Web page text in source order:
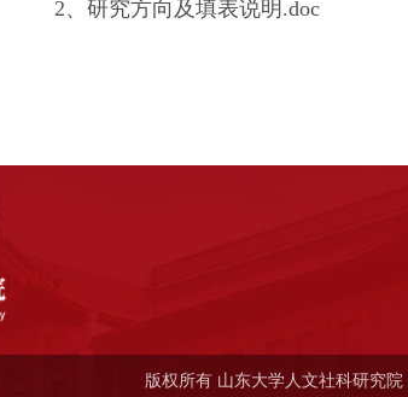
2、 研究方向及填表说明.doc
版权所有 山东大学人文社科研究